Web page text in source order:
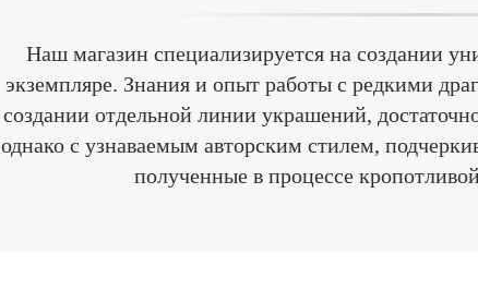
Наш магазин специализируется на создании
экземпляре. Знания и опыт работы с редкими
создании отдельной линии украшений,
однако с узнаваемым авторским стилем,
полученные в процессе